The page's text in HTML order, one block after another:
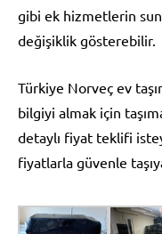
gibi ek hizmetlerin
değişiklik gösterebilir.
Türkiye Norveç ev
bilgiyi almak için
detaylı fiyat teklifi
fiyatlarla güvenle